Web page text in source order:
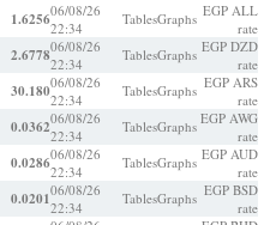
1.625606/08/26
22:34
TablesGraphs EGP ALL
rate
2.677806/08/26
22:34
TablesGraphs EGP DZD
rate
30.18006/08/26
22:34
TablesGraphs EGP ARS
rate
0.036206/08/26
22:34
TablesGraphs EGP AWG
rate
0.028606/08/26
22:34
TablesGraphs EGP AUD
rate
0.020106/08/26
22:34
TablesGraphs EGP BSD
rate